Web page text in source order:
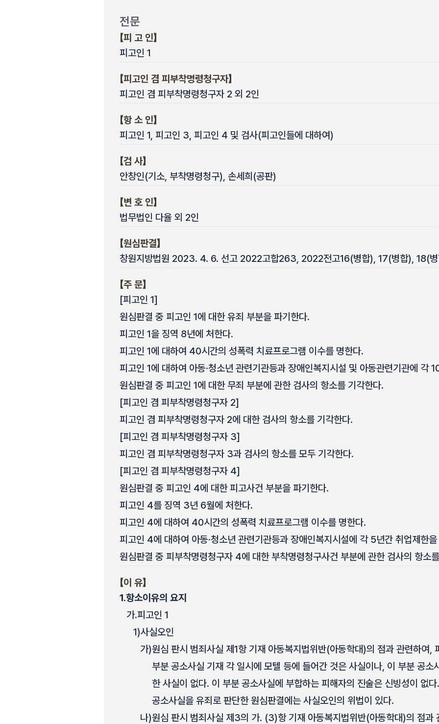
전문
【피 고 인】
피고인 1
【피고인 겸 피부착명령청구자】
피고인 겸 피부착명령청구자 2 외 2인
【항 소 인】
피고인 1, 피고인 3, 피고인 4 및 검사(피고인들에 대하여)
【검 사】
안창인(기소, 부착명령청구), 손세희(공판)
【변 호 인】
법무법인 다율 외 2인
【원심판결】
창원지방법원 2023. 4. 6. 선고 2022고합263, 2022전고16(병합), 17(병합), 18(병
【주 문】
[피고인 1]
원심판결 중 피고인 1에 대한 유죄 부분을 파기한다.
피고인 1을 징역 8년에 처한다.
피고인 1에 대하여 40시간의 성폭력 치료프로그램 이수를 명한다.
피고인 1에 대하여 아동·청소년 관련기관등과 장애인복지시설 및 아동관련기관에 각
원심판결 중 피고인 1에 대한 무죄 부분에 관한 검사의 항소를 기각한다.
[피고인 겸 피부착명령청구자 2]
피고인 겸 피부착명령청구자 2에 대한 검사의 항소를 기각한다.
[피고인 겸 피부착명령청구자 3]
피고인 겸 피부착명령청구자 3과 검사의 항소를 모두 기각한다.
[피고인 겸 피부착명령청구자 4]
원심판결 중 피고인 4에 대한 피고사건 부분을 파기한다.
피고인 4를 징역 3년 6월에 처한다.
피고인 4에 대하여 40시간의 성폭력 치료프로그램 이수를 명한다.
피고인 4에 대하여 아동·청소년 관련기관등과 장애인복지시설에 각 5년간 취업제한
원심판결 중 피부착명령청구자 4에 대한 부착명령청구사건 부분에 관한 검사의 항소
【이 유】
1.항소이유의 요지
가.피고인 1
1)사실오인
가)원심 판시 범죄사실 제1항 기재 아동복지법위반(아동학대)의 점과 관련하여,
부분 공소사실 기재 각 일시에 모텔 등에 들어간 것은 사실이나, 이 부분 공소
한 사실이 없다. 이 부분 공소사실에 부합하는 피해자의 진술은 신빙성이 없
공소사실을 유죄로 판단한 원심판결에는 사실오인의 위법이 있다.
나)원심 판시 범죄사실 제3의 가. (3)항 기재 아동복지법위반(아동학대)의 점과